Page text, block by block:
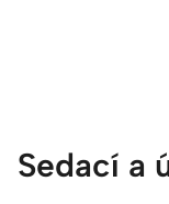
Sedací a